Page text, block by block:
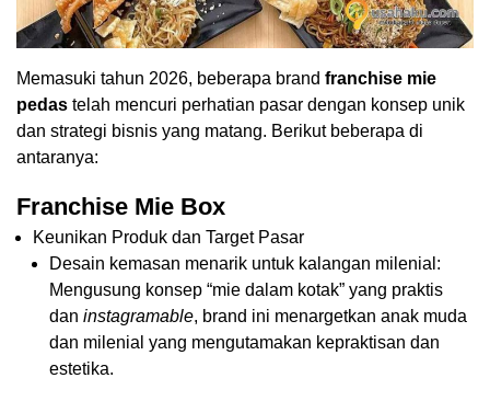
Memasuki tahun 2026, beberapa brand franchise mie
pedas telah mencuri perhatian pasar dengan konsep unik
dan strategi bisnis yang matang. Berikut beberapa di
antaranya:
Franchise Mie Box
Keunikan Produk dan Target Pasar
Desain kemasan menarik untuk kalangan milenial:
Mengusung konsep “mie dalam kotak” yang praktis
dan instagramable, brand ini menargetkan anak muda
dan milenial yang mengutamakan kepraktisan dan
estetika.